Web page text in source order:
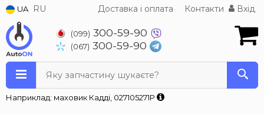
UA RU Доставка і оплата Контакти Вхід
(099) 300-59-90
(067) 300-59-90
Яку запчастину шукаєте?
Наприклад: маховик Кадді, 027105271P